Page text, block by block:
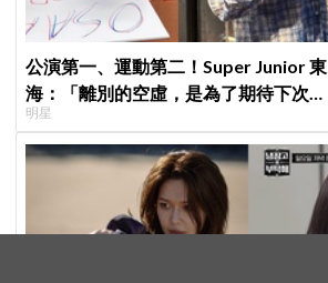
公演第一、運動第二！Super Junior 東
海：「離別的空虛，是為了期待下次再
見」
明星